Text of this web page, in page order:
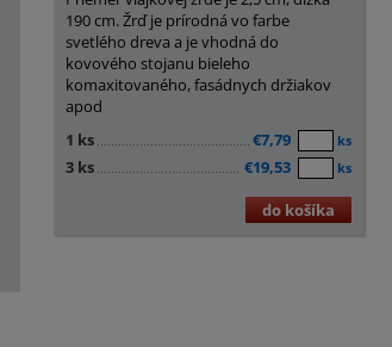
190 cm. Žrď je prírodná vo farbe
svetlého dreva a je vhodná do
kovového stojanu bieleho
komaxitovaného, fasádnych držiakov
apod
1 ks
€7,79 ks
3 ks €19,53 ks
do košíka